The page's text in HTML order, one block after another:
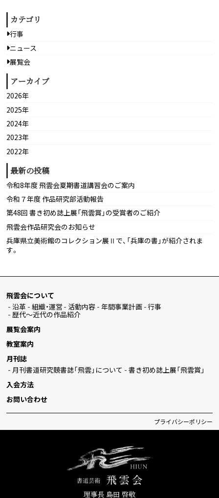
カテゴリ
行事
ニュース
展覧会
アーカイブ
2026年
2025年
2024年
2023年
2022年
最新の投稿
令和8年度 飛雲会夏期書道講習会のご案内
令和７年度 作品研究部活動報告
第48回 書き初め誌上展「飛雲賞」の受賞者のご紹介
飛雲会作品研究会のお知らせ
兵庫県立美術館のコレクション展Ⅱで、「兵庫の書」が紹介されま
す。
飛雲会について
沿革
組織・運営 活動内容 年間事業計画 行事
歴代〜近代の作品紹介
展覧会案内
教室案内
月刊誌
月刊書道研究競書誌「飛雲」について
書き初め誌上展「飛雲賞」
入会方法
お問い合わせ
プライバシーポリシー
理事長 島田 啓敬